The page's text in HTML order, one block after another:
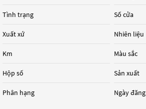
Tình trạng
Xuất xứ
Km
Hộp số
Phân hạng
Số cửa
Nhiên liệu
Màu sắc
Sản xuất
Ngày đăng